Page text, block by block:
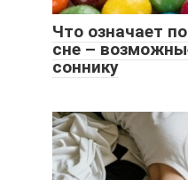
Что означает
сне –
соннику